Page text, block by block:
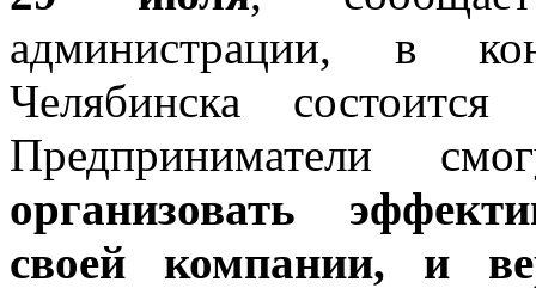
администрации, в
Челябинска состоится
Предприниматели
организовать
своей компании, и